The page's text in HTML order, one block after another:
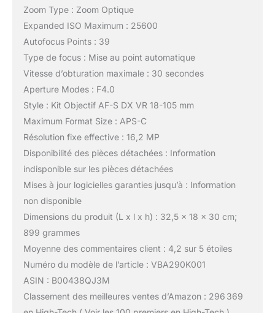
Zoom Type : Zoom Optique
Expanded ISO Maximum : 25600
Autofocus Points : 39
Type de focus : Mise au point automatique
Vitesse d’obturation maximale : 30 secondes
Aperture Modes : F4.0
Style : Kit Objectif AF-S DX VR 18-105 mm
Maximum Format Size : APS-C
Résolution fixe effective : 16,2 MP
Disponibilité des pièces détachées : Information
indisponible sur les pièces détachées
Mises à jour logicielles garanties jusqu’à : Information
non disponible
Dimensions du produit (L x l x h) : 32,5 x 18 x 30 cm;
899 grammes
Moyenne des commentaires client : 4,2 sur 5 étoiles
Numéro du modèle de l’article : VBA290K001
ASIN : B00438QJ3M
Classement des meilleures ventes d’Amazon : 296 369